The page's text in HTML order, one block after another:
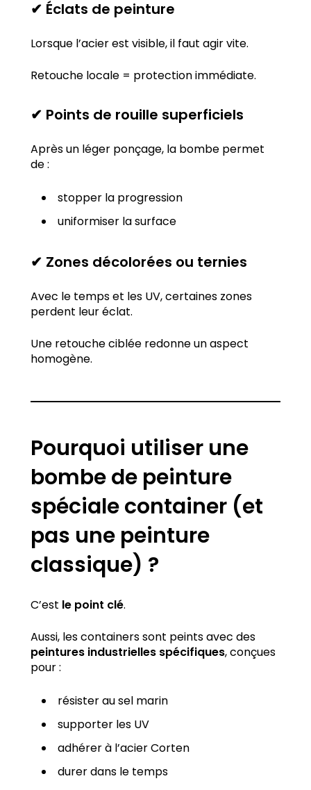
✔ Éclats de peinture
Lorsque l’acier est visible, il faut agir vite.
Retouche locale = protection immédiate.
✔ Points de rouille superficiels
Après un léger ponçage, la bombe permet
de :
stopper la progression
uniformiser la surface
✔ Zones décolorées ou ternies
Avec le temps et les UV, certaines zones
perdent leur éclat.
Une retouche ciblée redonne un aspect
homogène.
Pourquoi utiliser une
bombe de peinture
spéciale container (et
pas une peinture
classique) ?
C’est le point clé.
Aussi, les containers sont peints avec des
peintures industrielles spécifiques, conçues
pour :
résister au sel marin
supporter les UV
adhérer à l’acier Corten
durer dans le temps